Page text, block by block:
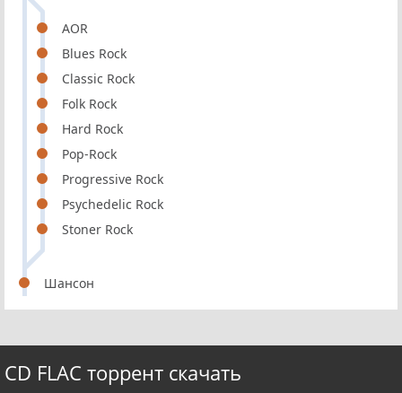
AOR
Blues Rock
Classic Rock
Folk Rock
Hard Rock
Pop-Rock
Progressive Rock
Psychedelic Rock
Stoner Rock
Шансон
CD FLAC торрент скачать